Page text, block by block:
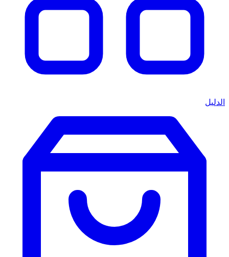
الدليل